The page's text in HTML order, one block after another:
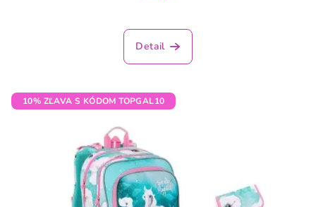
Detail
10% ZĽAVA S KÓDOM TOPGAL10